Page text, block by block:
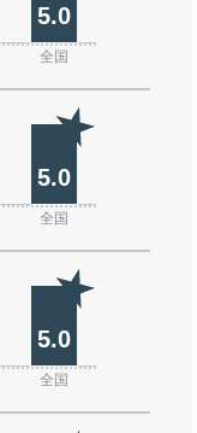
5.0
全国
5.0
全国
5.0
全国